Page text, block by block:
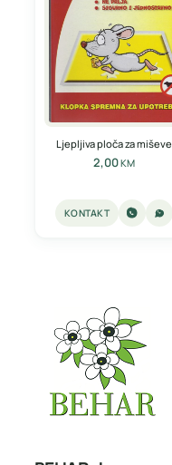
Ljepljiva ploča za miševe
2,00KM
KONTAKT